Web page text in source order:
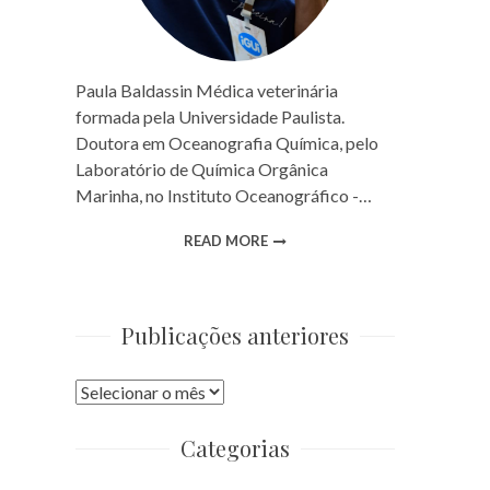
Paula Baldassin Médica veterinária
formada pela Universidade Paulista.
Doutora em Oceanografia Química, pelo
Laboratório de Química Orgânica
Marinha, no Instituto Oceanográfico -…
READ MORE
Publicações anteriores
Publicações
Categorias